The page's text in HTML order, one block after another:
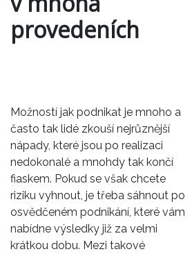
provedeních
Možností jak podnikat je mnoho a
často tak lidé zkouší nejrůznější
nápady, které jsou po realizaci
nedokonalé a mnohdy tak končí
fiaskem. Pokud se však chcete
riziku vyhnout, je třeba sáhnout po
osvědčeném podnikání, které vám
nabídne výsledky již za velmi
krátkou dobu. Mezi takové